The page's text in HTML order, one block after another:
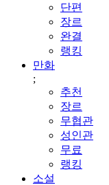
단편
장르
완결
랭킹
만화
;
추천
장르
무협관
성인관
무료
랭킹
소설